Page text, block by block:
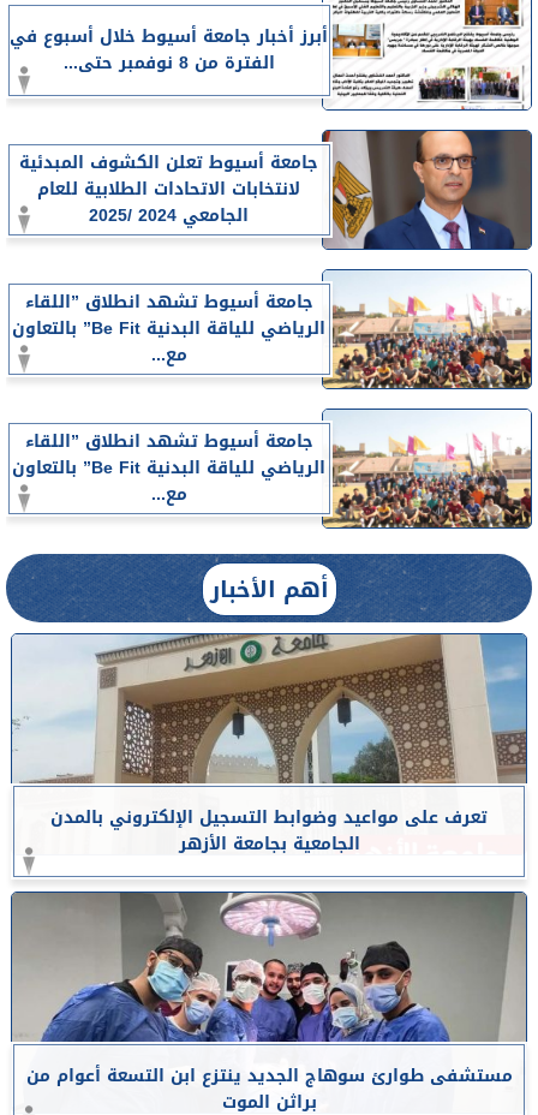
أبرز أخبار جامعة أسيوط خلال أسبوع في
الفترة من 8 نوفمبر حتى...
جامعة أسيوط تعلن الكشوف المبدئية
لانتخابات الاتحادات الطلابية للعام
الجامعي 2024 /2025
جامعة أسيوط تشهد انطلاق ”اللقاء
الرياضي للياقة البدنية Be Fit” بالتعاون
مع...
جامعة أسيوط تشهد انطلاق ”اللقاء
الرياضي للياقة البدنية Be Fit” بالتعاون
مع...
أهم الأخبار
تعرف على مواعيد وضوابط التسجيل الإلكتروني بالمدن
الجامعية بجامعة الأزهر
مستشفى طوارئ سوهاج الجديد ينتزع ابن التسعة أعوام من
براثن الموت